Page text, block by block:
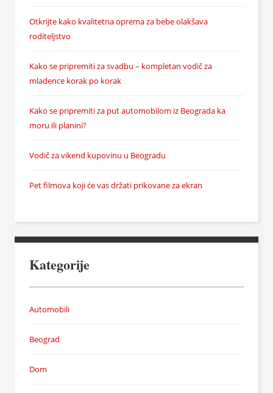
Otkrijte kako kvalitetna oprema za bebe olakšava
roditeljstvo
Kako se pripremiti za svadbu – kompletan vodič za
mladence korak po korak
Kako se pripremiti za put automobilom iz Beograda ka
moru ili planini?
Vodič za vikend kupovinu u Beogradu
Pet filmova koji će vas držati prikovane za ekran
Kategorije
Automobili
Beograd
Dom